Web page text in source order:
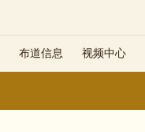
布道信息 视频中心